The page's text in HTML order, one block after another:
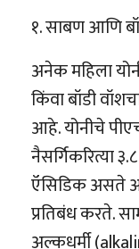
१. साबण आणि
अनेक महिला
किंवा बॉडी
आहे. योनीचे
नैसर्गिकरित्या
ऍसिडिक असते
प्रतिबंध करते.
अल्कधर्मी